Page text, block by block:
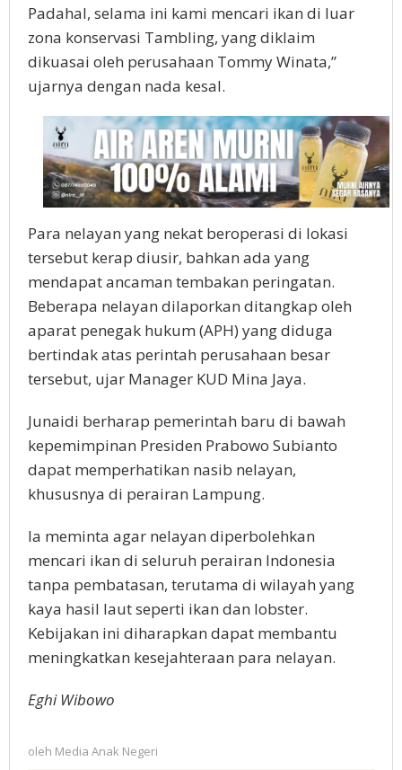
Padahal, selama ini kami mencari ikan di luar
zona konservasi Tambling, yang diklaim
dikuasai oleh perusahaan Tommy Winata,”
ujarnya dengan nada kesal.
Para nelayan yang nekat beroperasi di lokasi
tersebut kerap diusir, bahkan ada yang
mendapat ancaman tembakan peringatan.
Beberapa nelayan dilaporkan ditangkap oleh
aparat penegak hukum (APH) yang diduga
bertindak atas perintah perusahaan besar
tersebut, ujar Manager KUD Mina Jaya.
Junaidi berharap pemerintah baru di bawah
kepemimpinan Presiden Prabowo Subianto
dapat memperhatikan nasib nelayan,
khususnya di perairan Lampung.
Ia meminta agar nelayan diperbolehkan
mencari ikan di seluruh perairan Indonesia
tanpa pembatasan, terutama di wilayah yang
kaya hasil laut seperti ikan dan lobster.
Kebijakan ini diharapkan dapat membantu
meningkatkan kesejahteraan para nelayan.
Eghi Wibowo
oleh Media Anak Negeri